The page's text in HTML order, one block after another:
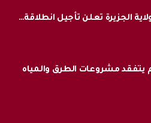
ولاية الجزيرة تعلن تأجيل انطلاقة…
يتفقد مشروعات الطرق والمياه